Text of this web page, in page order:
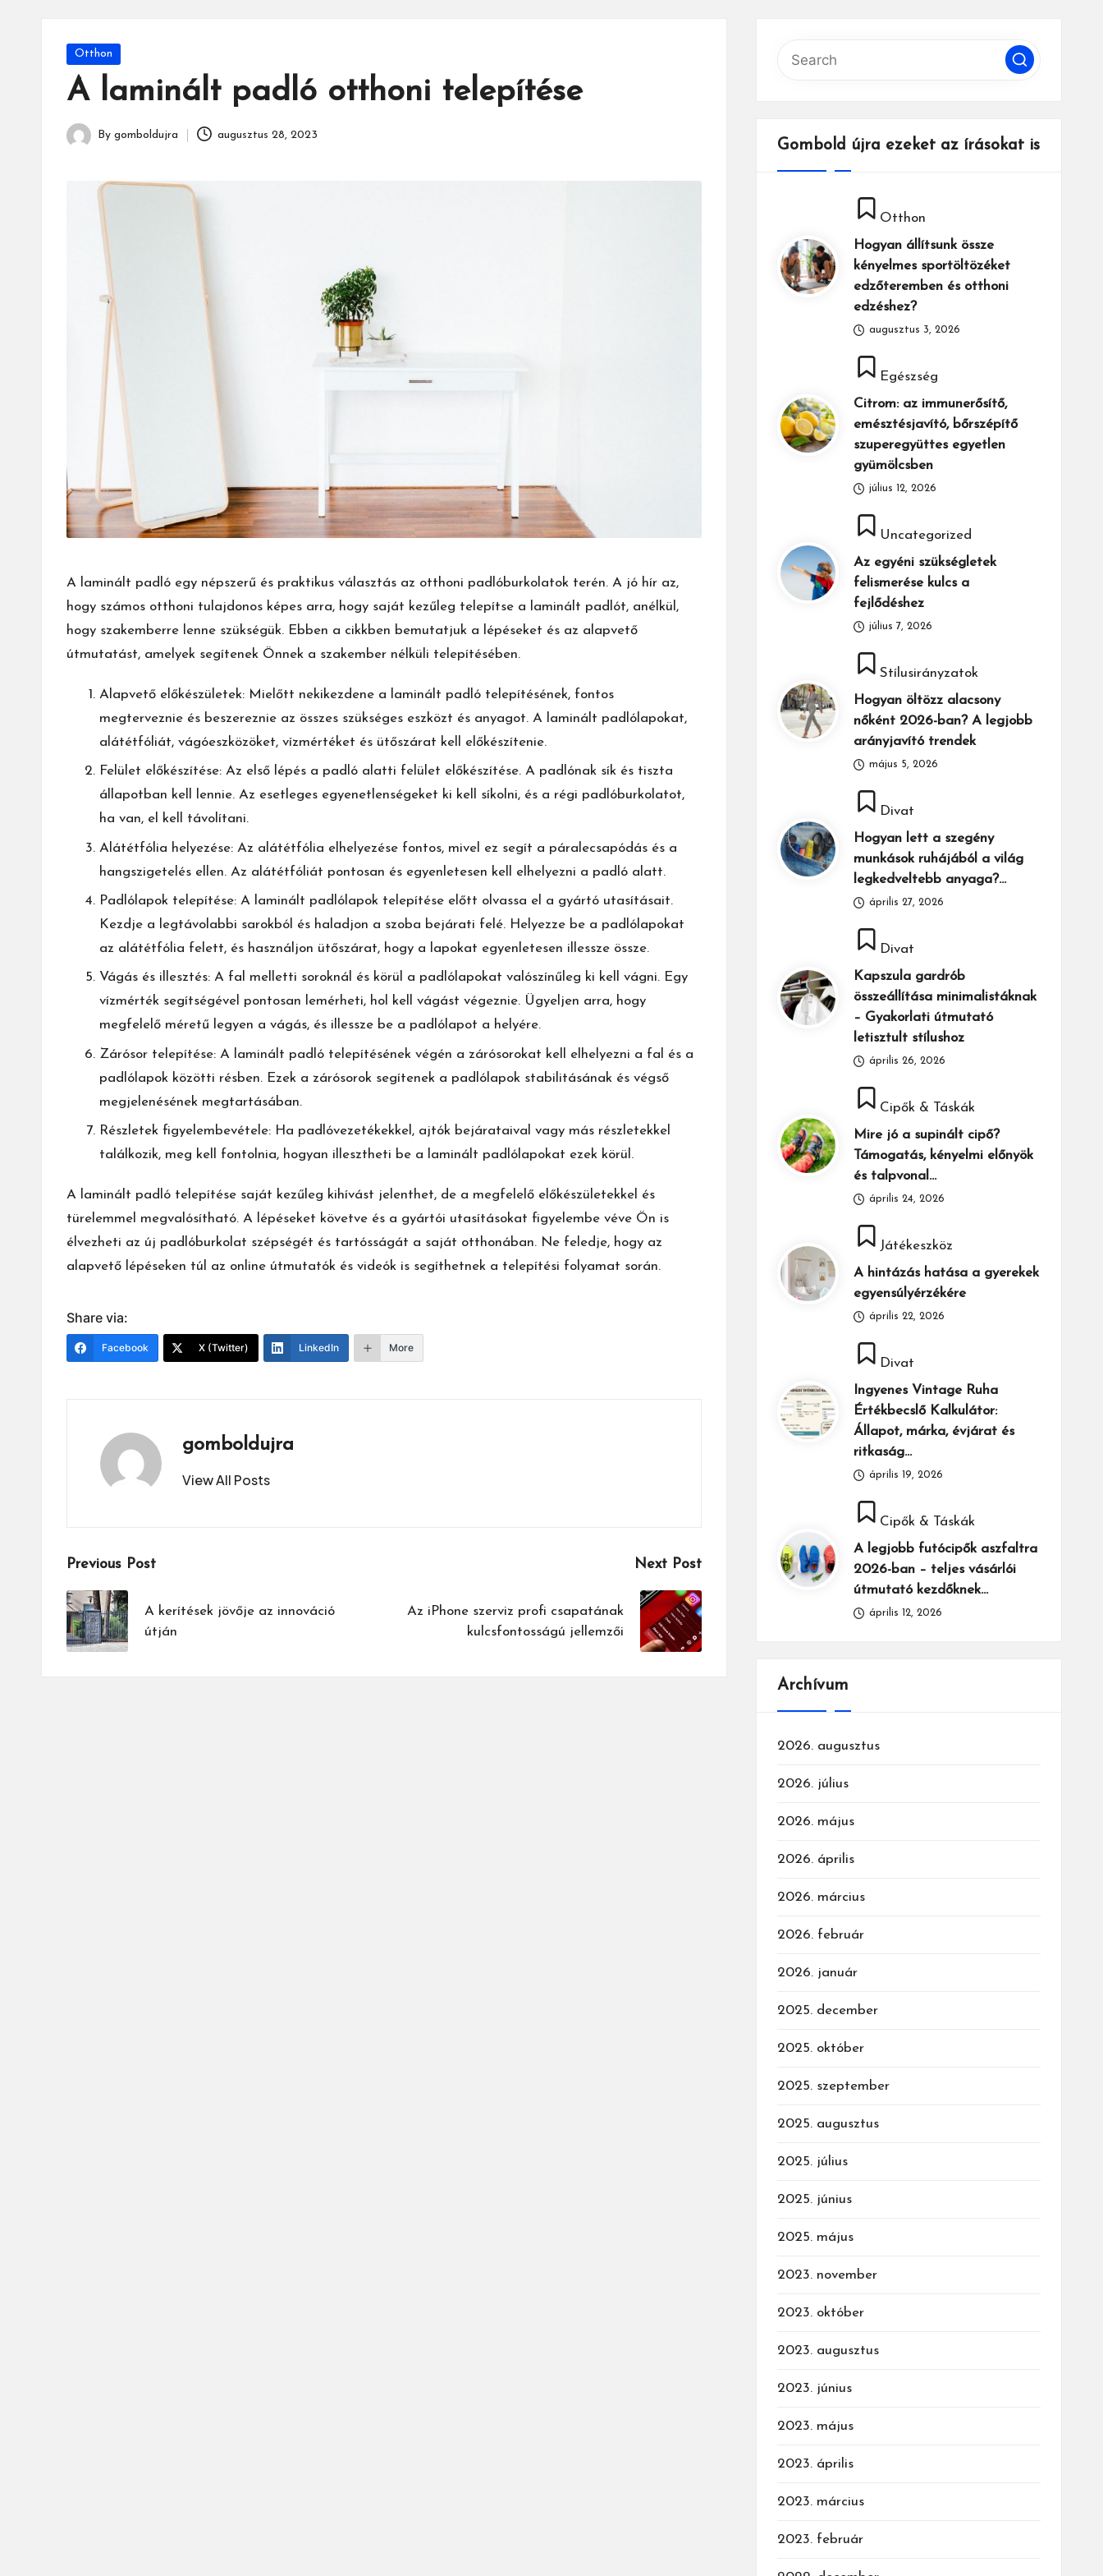
Posted
Otthon
A laminált padló otthoni telepítése
Posted
By gomboldujra augusztus 28, 2023
A laminált padló egy népszerű és praktikus választás az otthoni padlóburkolatok terén. A jó hír az,
hogy számos otthoni tulajdonos képes arra, hogy saját kezűleg telepítse a laminált padlót, anélkül,
hogy szakemberre lenne szükségük. Ebben a cikkben bemutatjuk a lépéseket és az alapvető
útmutatást, amelyek segítenek Önnek a szakember nélküli telepítésében.
Alapvető előkészületek: Mielőtt nekikezdene a laminált padló telepítésének, fontos
megterveznie és beszereznie az összes szükséges eszközt és anyagot. A laminált padlólapokat,
alátétfóliát, vágóeszközöket, vízmértéket és ütőszárat kell előkészítenie.
Felület előkészítése: Az első lépés a padló alatti felület előkészítése. A padlónak sík és tiszta
állapotban kell lennie. Az esetleges egyenetlenségeket ki kell síkolni, és a régi padlóburkolatot,
ha van, el kell távolítani.
Alátétfólia helyezése: Az alátétfólia elhelyezése fontos, mivel ez segít a páralecsapódás és a
hangszigetelés ellen. Az alátétfóliát pontosan és egyenletesen kell elhelyezni a padló alatt.
Padlólapok telepítése: A laminált padlólapok telepítése előtt olvassa el a gyártó utasításait.
Kezdje a legtávolabbi sarokból és haladjon a szoba bejárati felé. Helyezze be a padlólapokat
az alátétfólia felett, és használjon ütőszárat, hogy a lapokat egyenletesen illessze össze.
Vágás és illesztés: A fal melletti soroknál és körül a padlólapokat valószínűleg ki kell vágni. Egy
vízmérték segítségével pontosan lemérheti, hol kell vágást végeznie. Ügyeljen arra, hogy
megfelelő méretű legyen a vágás, és illessze be a padlólapot a helyére.
Zárósor telepítése: A laminált padló telepítésének végén a zárósorokat kell elhelyezni a fal és a
padlólapok közötti résben. Ezek a zárósorok segítenek a padlólapok stabilitásának és végső
megjelenésének megtartásában.
Részletek figyelembevétele: Ha padlóvezetékekkel, ajtók bejárataival vagy más részletekkel
találkozik, meg kell fontolnia, hogyan illesztheti be a laminált padlólapokat ezek körül.
A laminált padló telepítése saját kezűleg kihívást jelenthet, de a megfelelő előkészületekkel és
türelemmel megvalósítható. A lépéseket követve és a gyártói utasításokat figyelembe véve Ön is
élvezheti az új padlóburkolat szépségét és tartósságát a saját otthonában. Ne feledje, hogy az
alapvető lépéseken túl az online útmutatók és videók is segíthetnek a telepítési folyamat során.
Share via:
Facebook X (Twitter) LinkedIn More
gomboldujra
View All Posts
Post
navigation
Previous Post
A kerítések jövője az innováció
útján
Next Post
Az iPhone szerviz profi csapatának
kulcsfontosságú jellemzői
Gombold újra ezeket az írásokat is
Otthon
Hogyan állítsunk össze
kényelmes sportöltözéket
edzőteremben és otthoni
edzéshez?
augusztus 3, 2026
Egészség
Citrom: az immunerősítő,
emésztésjavító, bőrszépítő
szuperegyüttes egyetlen
gyümölcsben
július 12, 2026
Uncategorized
Az egyéni szükségletek
felismerése kulcs a
fejlődéshez
július 7, 2026
Stílusirányzatok
Hogyan öltözz alacsony
nőként 2026-ban? A legjobb
arányjavító trendek
május 5, 2026
Divat
Hogyan lett a szegény
munkások ruhájából a világ
legkedveltebb anyaga?…
április 27, 2026
Divat
Kapszula gardrób
összeállítása minimalistáknak
– Gyakorlati útmutató
letisztult stílushoz
április 26, 2026
Cipők & Táskák
Mire jó a supinált cipő?
Támogatás, kényelmi előnyök
és talpvonal…
április 24, 2026
Játékeszköz
A hintázás hatása a gyerekek
egyensúlyérzékére
április 22, 2026
Divat
Ingyenes Vintage Ruha
Értékbecslő Kalkulátor:
Állapot, márka, évjárat és
ritkaság…
április 19, 2026
Cipők & Táskák
A legjobb futócipők aszfaltra
2026-ban – teljes vásárlói
útmutató kezdőknek…
április 12, 2026
Archívum
2026. augusztus
2026. július
2026. május
2026. április
2026. március
2026. február
2026. január
2025. december
2025. október
2025. szeptember
2025. augusztus
2025. július
2025. június
2025. május
2023. november
2023. október
2023. augusztus
2023. június
2023. május
2023. április
2023. március
2023. február